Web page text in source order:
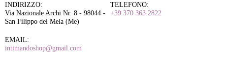
INDIRIZZO:
Via Nazionale Archi Nr. 8 - 98044 -
San Filippo del Mela (Me)
TELEFONO:
+39 370 363 2822
EMAIL:
intimandoshop@gmail.com